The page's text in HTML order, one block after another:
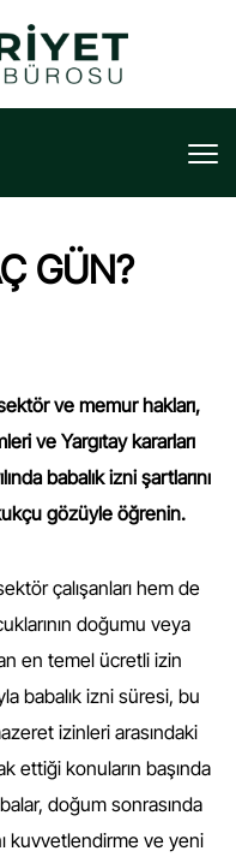
GÜN?
ve memur hakları,
ve Yargıtay kararları
babalık izni şartlarını
gözüyle öğrenin.
çalışanları hem de
doğumu veya
en temel ücretli izin
babalık izni süresi, bu
izinleri arasındaki
ettiği konuların başında
doğum sonrasında
kuvvetlendirme ve yeni